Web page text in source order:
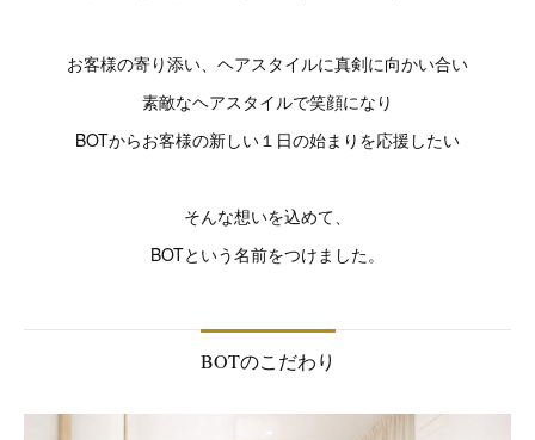
お客様の寄り添い、ヘアスタイルに真剣に向かい合い
素敵なヘアスタイルで笑顔になり
BOTからお客様の新しい１日の始まりを応援したい
そんな想いを込めて、
BOTという名前をつけました。
BOTのこだわり